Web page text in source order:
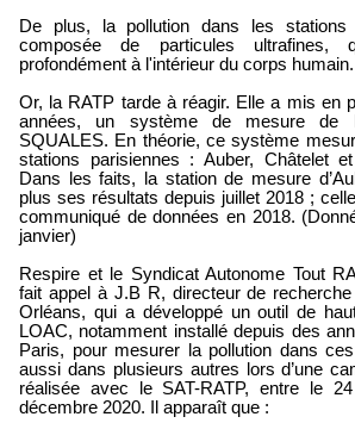
De plus, la pollution dans les stations
composée de particules ultrafines,
profondément à l'intérieur du corps humain.
Or, la RATP tarde à réagir. Elle a mis en
années, un système de mesure de
SQUALES. En théorie, ce système
stations parisiennes : Auber, Châtelet
Dans les faits, la station de mesure
plus ses résultats depuis juillet 2018 ;
communiqué de données en 2018.
janvier)
Respire et le Syndicat Autonome Tout
fait appel à J.B R, directeur de
Orléans, qui a développé un outil de
LOAC, notamment installé depuis des
Paris, pour mesurer la pollution dans
aussi dans plusieurs autres lors d’une
réalisée avec le SAT-RATP, entre le
décembre 2020. Il apparaît que :